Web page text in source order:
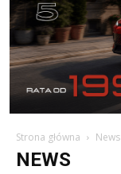
Strona główna News
NEWS